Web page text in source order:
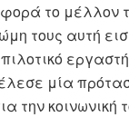
το μέλλον
τους αυτή
μία
την κοινωνική